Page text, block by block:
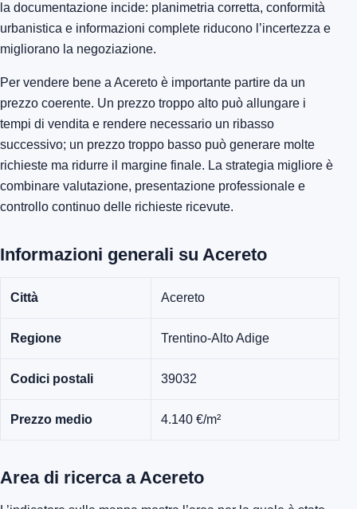
la documentazione incide: planimetria corretta, conformità
urbanistica e informazioni complete riducono l’incertezza e
migliorano la negoziazione.
Per vendere bene a Acereto è importante partire da un
prezzo coerente. Un prezzo troppo alto può allungare i
tempi di vendita e rendere necessario un ribasso
successivo; un prezzo troppo basso può generare molte
richieste ma ridurre il margine finale. La strategia migliore è
combinare valutazione, presentazione professionale e
controllo continuo delle richieste ricevute.
Informazioni generali su Acereto
Città Acereto
Regione Trentino-Alto Adige
Codici postali 39032
Prezzo medio 4.140 €/m²
Area di ricerca a Acereto